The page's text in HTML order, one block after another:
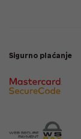
Sigurno plaćanje